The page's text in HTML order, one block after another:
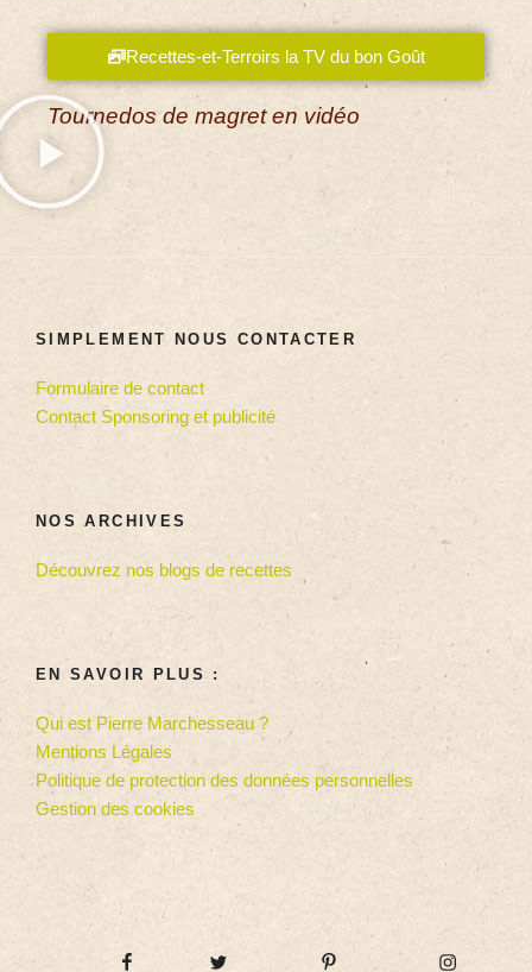
Recettes-et-Terroirs la TV du bon Goût
Tournedos de magret en vidéo
SIMPLEMENT NOUS CONTACTER
Formulaire de contact
Contact Sponsoring et publicité
NOS ARCHIVES
Découvrez nos blogs de recettes
EN SAVOIR PLUS :
Qui est Pierre Marchesseau ?
Mentions Légales
Politique de protection des données personnelles
Gestion des cookies